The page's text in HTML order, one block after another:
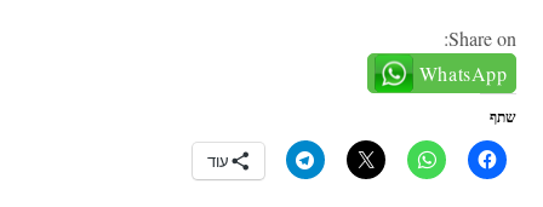
Share on:
WhatsApp
שתף
עוד